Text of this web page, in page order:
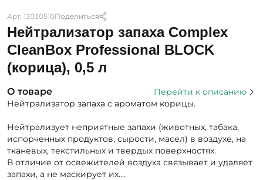
Арт. 13030510Поделиться
Нейтрализатор запаха Complex
CleanBox Professional BLOCK
(корица), 0,5 л
О товаре
Перейти к описанию
Нейтрализатор запаха с ароматом корицы.
Нейтрализует неприятные запахи (животных, табака,
испорченных продуктов, сырости, масел) в воздухе, на
тканевых, текстильных и твердых поверхностях.
В отличие от освежителей воздуха связывает и удаляет
запахи, а не маскирует их....